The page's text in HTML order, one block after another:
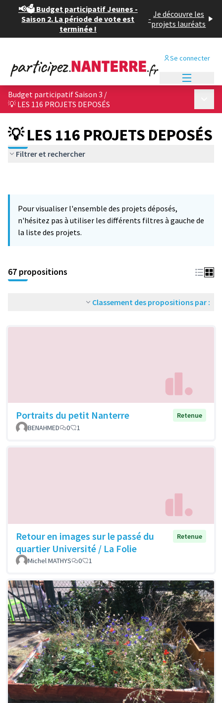
📢🗳️ Budget participatif Jeunes -
Saison 2. La période de vote est
terminée !
- Je découvre les
projets lauréats
Se connecter
Budget participatif Saison 3 /
💡 LES 116 PROJETS DEPOSÉS
💡 LES 116 PROJETS DEPOSÉS
Filtrer et rechercher
Pour visualiser l'ensemble des projets déposés,
n'hésitez pas à utiliser les différents filtres à gauche de
la liste des projets.
67 propositions
Classement des propositions par :
Portraits du petit Nanterre
Retenue
BENAHMED
0 1
Retour en images sur le passé du
quartier Université / La Folie
Retenue
Michel MATHYS 0 1